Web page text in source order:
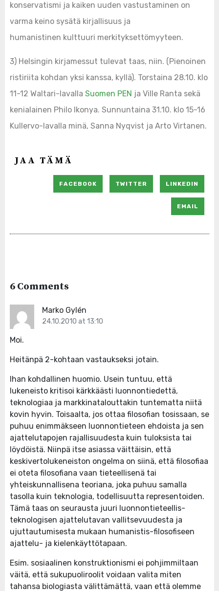
konservatismi ja kaiken uuden vastustaminen on
varma keino sysätä kirjallisuus ja
humanistinen kulttuuri merkityksettömyyteen.
3) Helsingin kirjamessut tulevat taas, niin. (Pienoinen
ristiriita kohdan yksi kanssa, kyllä). Torstaina 28.10. klo
11-12 Waltari-lavalla Suomen PEN ja Ville Ranta sekä
kenialainen Philo Ikonya. Sunnuntaina 31.10. klo 15-16
Kullervo-lavalla minä, Sanna Nyqvist ja Arto Virtanen.
JAA TÄMÄ
FACEBOOK TWITTER LINKEDIN
EMAIL
6 Comments
Marko Gylén
24.10.2010 at 13:10
Moi.
Heitänpä 2-kohtaan vastaukseksi jotain.
Ihan kohdallinen huomio. Usein tuntuu, että
lukeneisto kritisoi kärkkäästi luonnontiedettä,
teknologiaa ja markkinatalouttakin tuntematta niitä
kovin hyvin. Toisaalta, jos ottaa filosofian tosissaan, se
puhuu enimmäkseen luonnontieteen ehdoista ja sen
ajattelutapojen rajallisuudesta kuin tuloksista tai
löydöistä. Niinpä itse asiassa väittäisin, että
keskivertolukeneiston ongelma on siinä, että filosofiaa
ei oteta filosofiana vaan tieteellisenä tai
yhteiskunnallisena teoriana, joka puhuu samalla
tasolla kuin teknologia, todellisuutta representoiden.
Tämä taas on seurausta juuri luonnontieteellis-
teknologisen ajattelutavan vallitsevuudesta ja
ujuttautumisesta mukaan humanistis-filosofiseen
ajattelu- ja kielenkäyttötapaan.
Esim. sosiaalinen konstruktionismi ei pohjimmiltaan
väitä, että sukupuoliroolit voidaan valita miten
tahansa biologiasta välittämättä, vaan että olemme